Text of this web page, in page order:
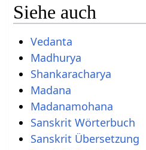
Siehe auch
Vedanta
Madhurya
Shankaracharya
Madana
Madanamohana
Sanskrit Wörterbuch
Sanskrit Übersetzung